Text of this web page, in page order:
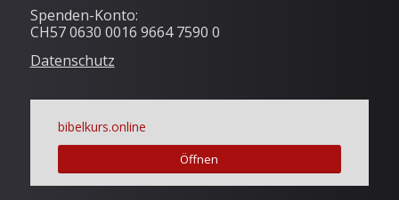
Spenden-Konto:
CH57 0630 0016 9664 7590 0
Datenschutz
bibelkurs.online
Öffnen